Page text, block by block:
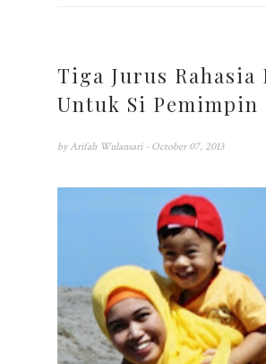
Tiga Jurus Rahasia
Untuk Si Pemimpin
by Arifah Wulansari - October 07, 2013